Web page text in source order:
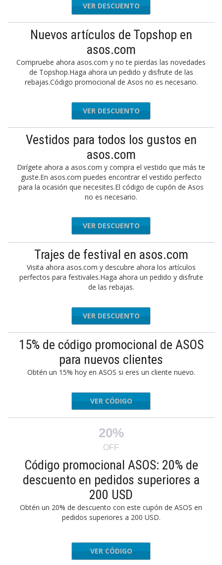
VER DESCUENTO
Nuevos artículos de Topshop en
asos.com
Compruebe ahora asos.com y no te pierdas las novedades
de Topshop.Haga ahora un pedido y disfrute de las
rebajas.Código promocional de Asos no es necesario.
VER DESCUENTO
Vestidos para todos los gustos en
asos.com
Dirígete ahora a asos.com y compra el vestido que más te
guste.En asos.com puedes encontrar el vestido perfecto
para la ocasión que necesites.El código de cupón de Asos
no es necesario.
VER DESCUENTO
Trajes de festival en asos.com
Visita ahora asos.com y descubre ahora los artículos
perfectos para festivales.Haga ahora un pedido y disfrute
de las rebajas.
VER DESCUENTO
15% de código promocional de ASOS
para nuevos clientes
Obtén un 15% hoy en ASOS si eres un cliente nuevo.
NEWBIE
VER CÓDIGO
20%
OFF
Código promocional ASOS: 20% de
descuento en pedidos superiores a
200 USD
Obtén un 20% de descuento con este cupón de ASOS en
pedidos superiores a 200 USD.
SAVE20
VER CÓDIGO